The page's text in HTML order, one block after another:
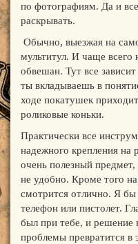
по фотографиям. Да и
раскрывать.
Обычно, выезжая на
мультитул. И чаще
обвешан. Тут все
ты вкладываешь в
ходе покатушек
роликовые коньки.
Практически все
надежного крепления
очень полезный
не удобно. Кроме того
смотрится отлично. Я
телефон или пистолет.
был при тебе, и решение
проблемы превратится в